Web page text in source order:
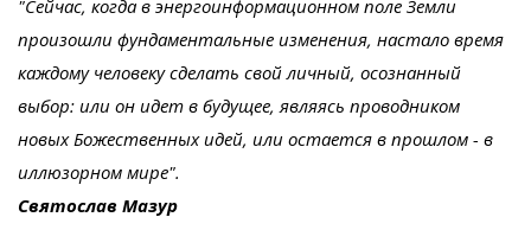
"Сейчас, когда в энергоинформационном поле Земли
произошли фундаментальные изменения, настало время
каждому человеку сделать свой личный, осознанный
выбор: или он идет в будущее, являясь проводником
новых Божественных идей, или остается в прошлом - в
иллюзорном мире".
Святослав Мазур